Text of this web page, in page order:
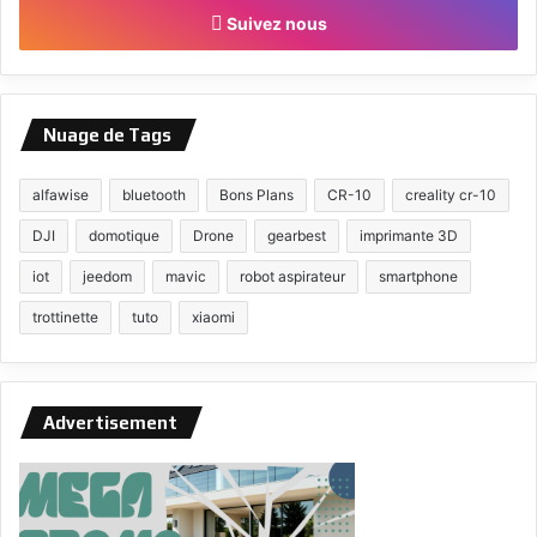
Suivez nous
Nuage de Tags
alfawise bluetooth Bons Plans CR-10 creality cr-10
DJI domotique Drone gearbest imprimante 3D
iot jeedom mavic robot aspirateur smartphone
trottinette tuto xiaomi
Advertisement